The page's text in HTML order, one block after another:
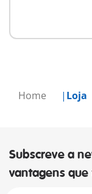
Home Loja
Subscreve a
vantagens